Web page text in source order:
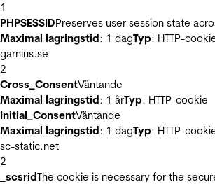
1
PHPSESSIDPreserves user session state
Maximal lagringstid: 1 dagTyp: HTTP-
garnius.se
2
Cross_ConsentVäntande
Maximal lagringstid: 1 årTyp: HTTP-cookie
Initial_ConsentVäntande
Maximal lagringstid: 1 dagTyp: HTTP-
sc-static.net
2
_scsridThe cookie is necessary for the